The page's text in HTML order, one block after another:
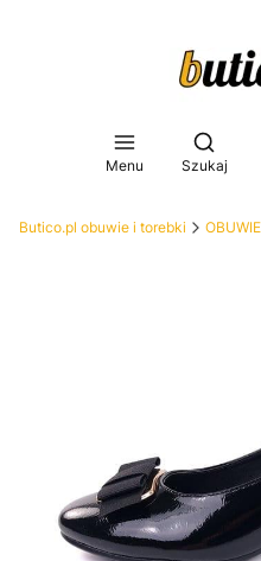
Menu
Otwórz
Szukaj
Butico.pl obuwie i torebki